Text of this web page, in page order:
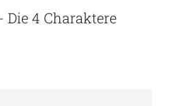
Die 4 Charaktere